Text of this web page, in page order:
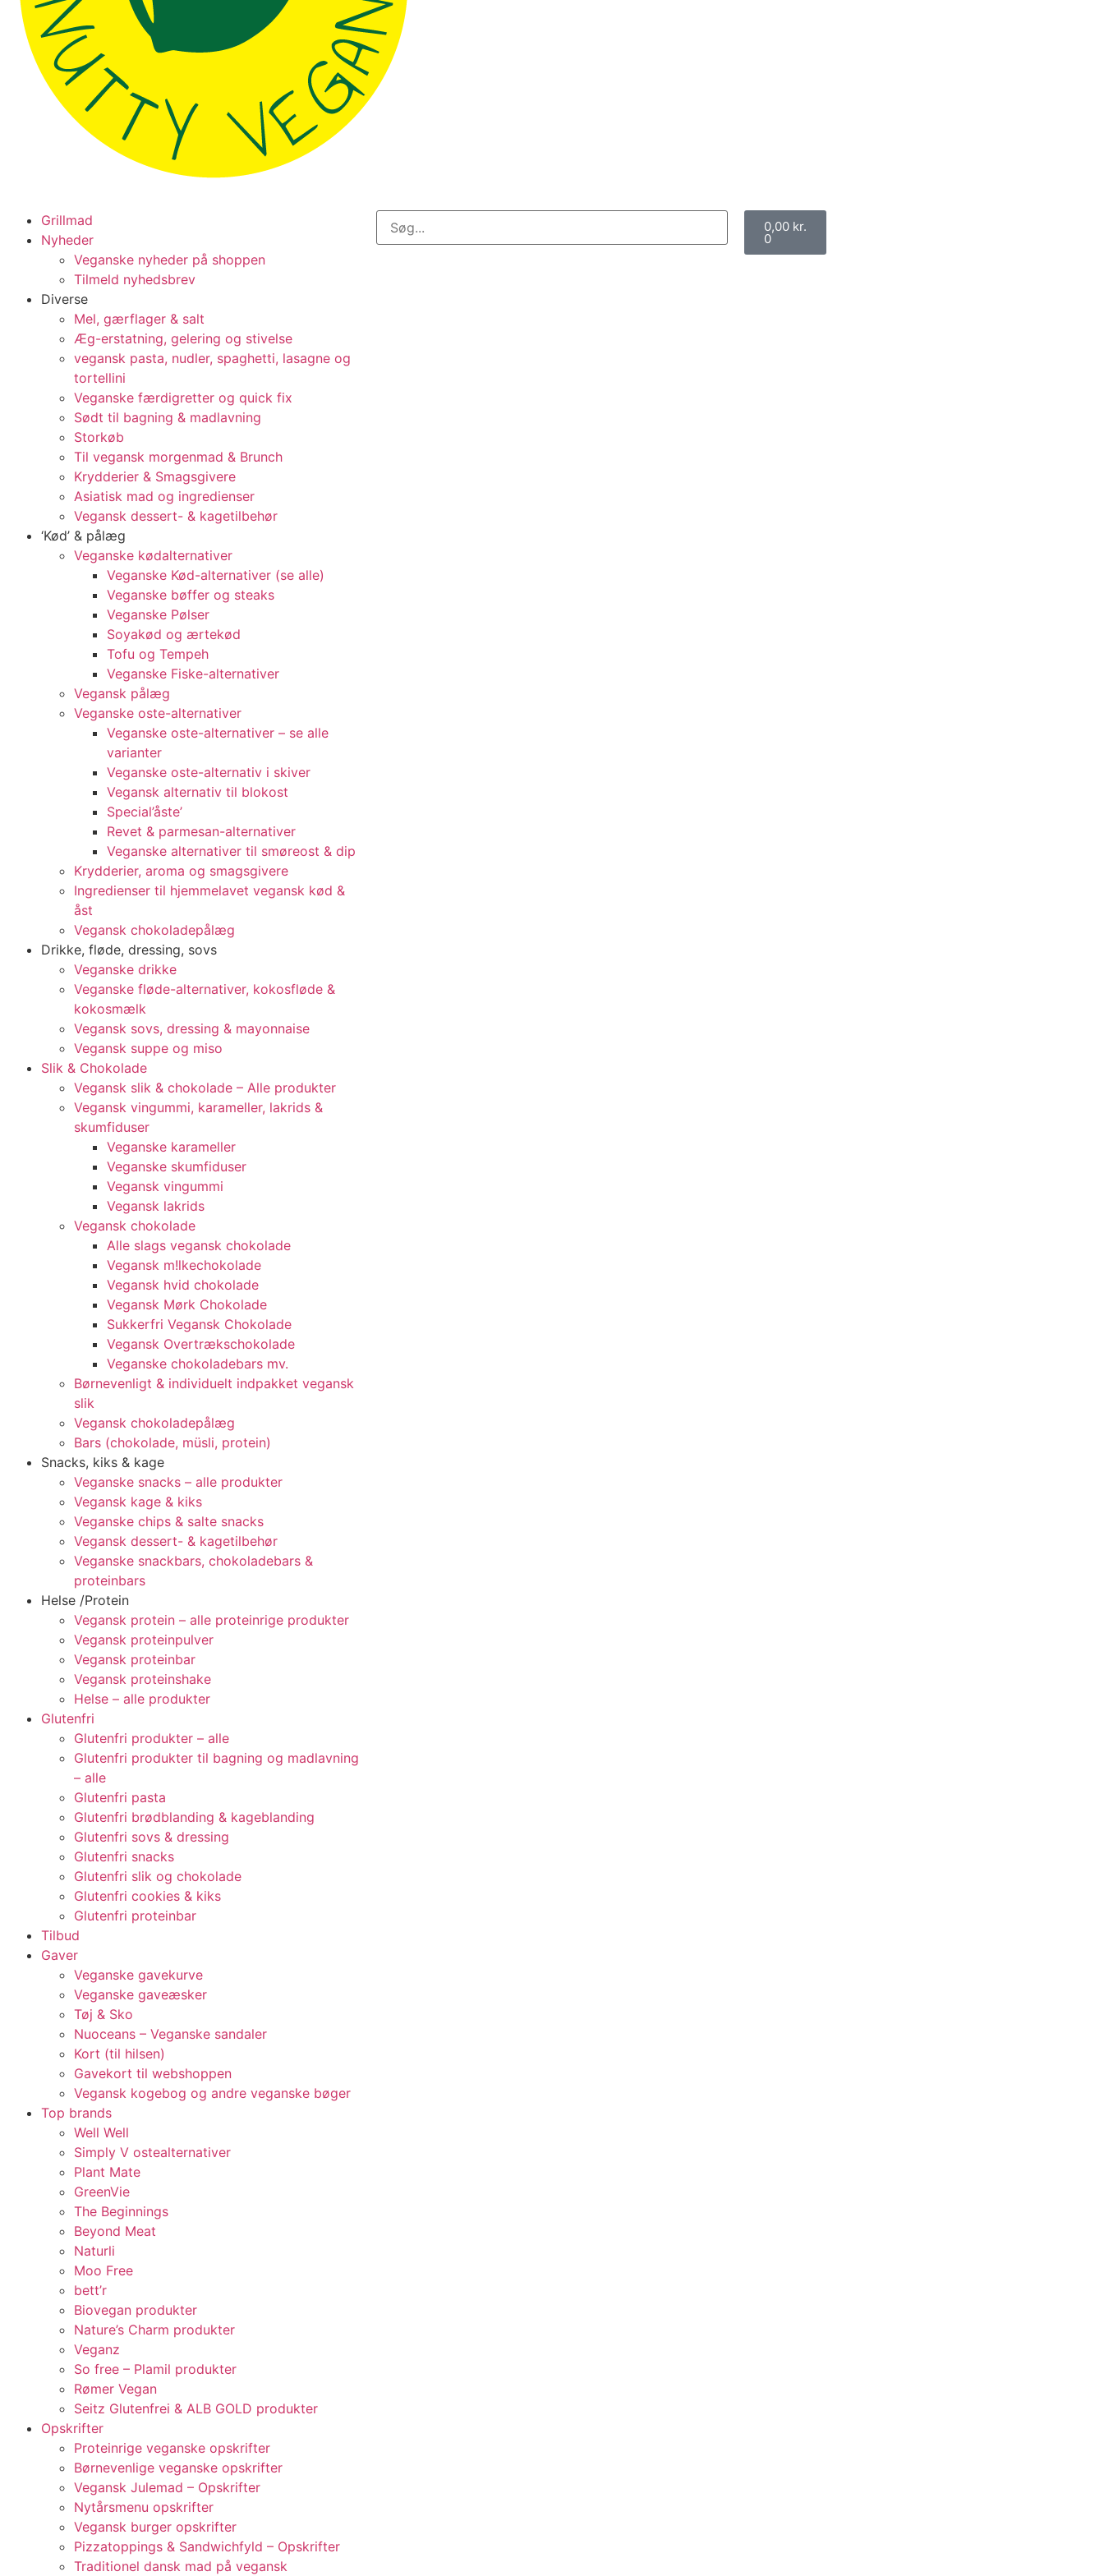
Grillmad
Nyheder
Veganske nyheder på shoppen
Tilmeld nyhedsbrev
Diverse
Mel, gærflager & salt
Æg-erstatning, gelering og stivelse
vegansk pasta, nudler, spaghetti, lasagne og
tortellini
Veganske færdigretter og quick fix
Sødt til bagning & madlavning
Storkøb
Til vegansk morgenmad & Brunch
Krydderier & Smagsgivere
Asiatisk mad og ingredienser
Vegansk dessert- & kagetilbehør
‘Kød’ & pålæg
Veganske kødalternativer
Veganske Kød-alternativer (se alle)
Veganske bøffer og steaks
Veganske Pølser
Soyakød og ærtekød
Tofu og Tempeh
Veganske Fiske-alternativer
Vegansk pålæg
Veganske oste-alternativer
Veganske oste-alternativer – se alle
varianter
Veganske oste-alternativ i skiver
Vegansk alternativ til blokost
Special’åste’
Revet & parmesan-alternativer
Veganske alternativer til smøreost & dip
Krydderier, aroma og smagsgivere
Ingredienser til hjemmelavet vegansk kød &
åst
Vegansk chokoladepålæg
Drikke, fløde, dressing, sovs
Veganske drikke
Veganske fløde-alternativer, kokosfløde &
kokosmælk
Vegansk sovs, dressing & mayonnaise
Vegansk suppe og miso
Slik & Chokolade
Vegansk slik & chokolade – Alle produkter
Vegansk vingummi, karameller, lakrids &
skumfiduser
Veganske karameller
Veganske skumfiduser
Vegansk vingummi
Vegansk lakrids
Vegansk chokolade
Alle slags vegansk chokolade
Vegansk m!lkechokolade
Vegansk hvid chokolade
Vegansk Mørk Chokolade
Sukkerfri Vegansk Chokolade
Vegansk Overtrækschokolade
Veganske chokoladebars mv.
Børnevenligt & individuelt indpakket vegansk
slik
Vegansk chokoladepålæg
Bars (chokolade, müsli, protein)
Snacks, kiks & kage
Veganske snacks – alle produkter
Vegansk kage & kiks
Veganske chips & salte snacks
Vegansk dessert- & kagetilbehør
Veganske snackbars, chokoladebars &
proteinbars
Helse /Protein
Vegansk protein – alle proteinrige produkter
Vegansk proteinpulver
Vegansk proteinbar
Vegansk proteinshake
Helse – alle produkter
Glutenfri
Glutenfri produkter – alle
Glutenfri produkter til bagning og madlavning
– alle
Glutenfri pasta
Glutenfri brødblanding & kageblanding
Glutenfri sovs & dressing
Glutenfri snacks
Glutenfri slik og chokolade
Glutenfri cookies & kiks
Glutenfri proteinbar
Tilbud
Gaver
Veganske gavekurve
Veganske gaveæsker
Tøj & Sko
Nuoceans – Veganske sandaler
Kort (til hilsen)
Gavekort til webshoppen
Vegansk kogebog og andre veganske bøger
Top brands
Well Well
Simply V ostealternativer
Plant Mate
GreenVie
The Beginnings
Beyond Meat
Naturli
Moo Free
bett’r
Biovegan produkter
Nature’s Charm produkter
Veganz
So free – Plamil produkter
Rømer Vegan
Seitz Glutenfrei & ALB GOLD produkter
Opskrifter
Proteinrige veganske opskrifter
Børnevenlige veganske opskrifter
Vegansk Julemad – Opskrifter
Nytårsmenu opskrifter
Vegansk burger opskrifter
Pizzatoppings & Sandwichfyld – Opskrifter
Traditionel dansk mad på vegansk
0,00 kr.
0